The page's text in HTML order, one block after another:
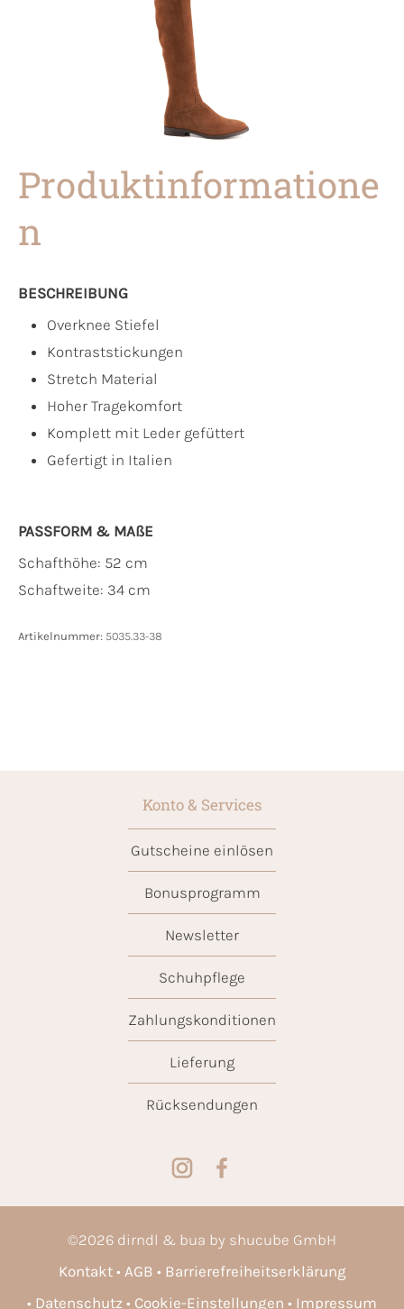
Produktinformatione
n
BESCHREIBUNG
Overknee Stiefel
Kontraststickungen
Stretch Material
Hoher Tragekomfort
Komplett mit Leder gefüttert
Gefertigt in Italien
PASSFORM & MAẞE
Schafthöhe: 52 cm
Schaftweite: 34 cm
Artikelnummer: 5035.33-38
Konto & Services
Gutscheine einlösen
Bonusprogramm
Newsletter
Schuhpflege
Zahlungskonditionen
Lieferung
Rücksendungen
©2026 dirndl & bua by shucube GmbH
Kontakt
AGB
Barrierefreiheitserklärung
Datenschutz
Cookie-Einstellungen Impressum